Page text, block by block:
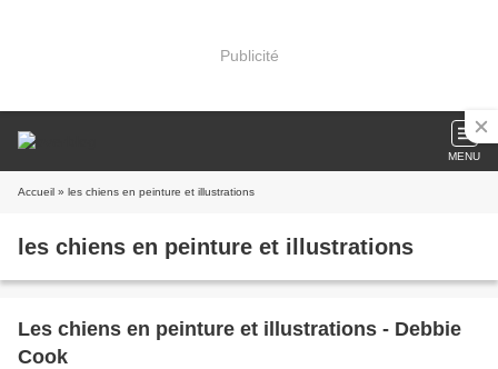
Publicité
MENU
Accueil » les chiens en peinture et illustrations
les chiens en peinture et illustrations
Les chiens en peinture et illustrations - Debbie
Cook